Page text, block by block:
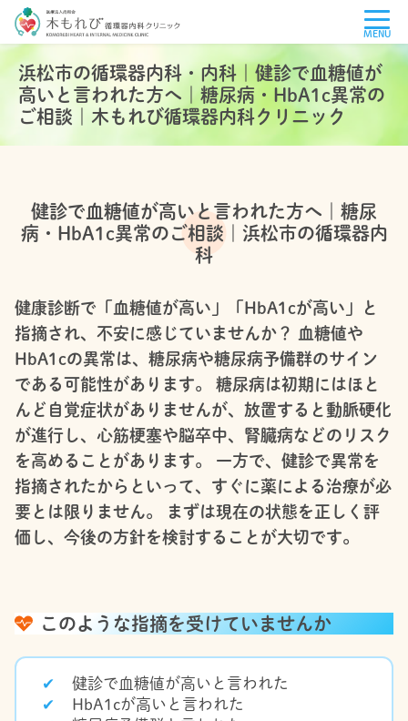
MENU
浜松市の循環器内科・内科｜健診で血糖値が
高いと言われた方へ｜糖尿病・HbA1c異常の
ご相談｜木もれび循環器内科クリニック
健診で血糖値が高いと言われた方へ｜糖尿
病・HbA1c異常のご相談｜浜松市の循環器内
科
健康診断で「血糖値が高い」「HbA1cが高い」と
指摘され、不安に感じていませんか？ 血糖値や
HbA1cの異常は、糖尿病や糖尿病予備群のサイン
である可能性があります。 糖尿病は初期にはほと
んど自覚症状がありませんが、放置すると動脈硬化
が進行し、心筋梗塞や脳卒中、腎臓病などのリスク
を高めることがあります。 一方で、健診で異常を
指摘されたからといって、すぐに薬による治療が必
要とは限りません。 まずは現在の状態を正しく評
価し、今後の方針を検討することが大切です。
このような指摘を受けていませんか
健診で血糖値が高いと言われた
HbA1cが高いと言われた